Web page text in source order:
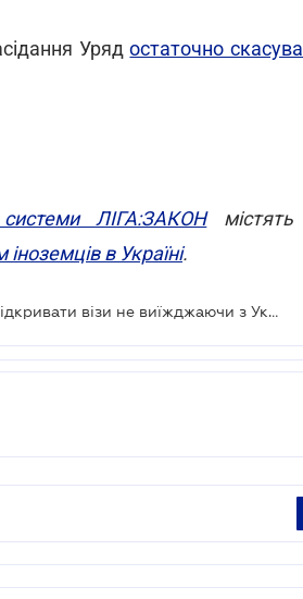
Урядостаточно
системи ЛІГА:ЗАКОНмістять
в Україні.
Працюючі іноземці зможуть відкривати візи не виїжджаючи з України